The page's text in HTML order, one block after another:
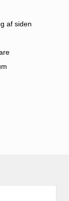
af siden